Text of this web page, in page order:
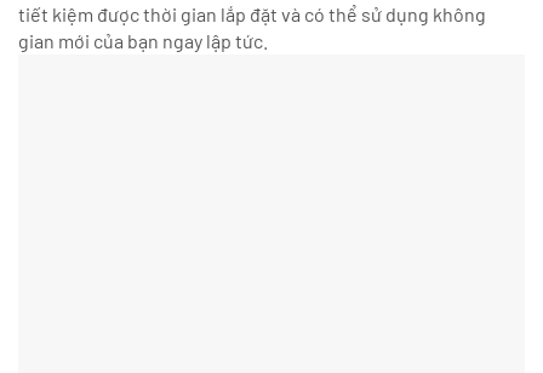
tiết kiệm được thời gian lắp đặt và có thể sử dụng không
gian mới của bạn ngay lập tức.